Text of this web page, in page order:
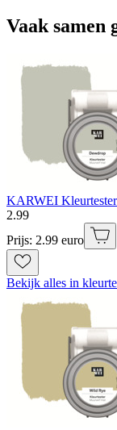
Vaak samen
KARWEI
2.99
Prijs: 2.99 euro
Bekijk alles in